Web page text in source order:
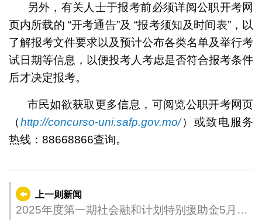
另外，有关人士于报考前必须详阅公职开考网
页内所载的 “开考通告”及 “报考须知及时间表”，以
了解报考文件要求以及预计公布各类名单及举行考
试日期等信息，以便投考人考虑是否符合报考条件
后才决定报考。
市民如欲获取更多信息，可阅览公职开考网页
（http://concurso-uni.safp.gov.mo/）或致电服务
热线：88668866查询。
上一则新闻
2025年度第一期社会融和计划特别援助金5月发